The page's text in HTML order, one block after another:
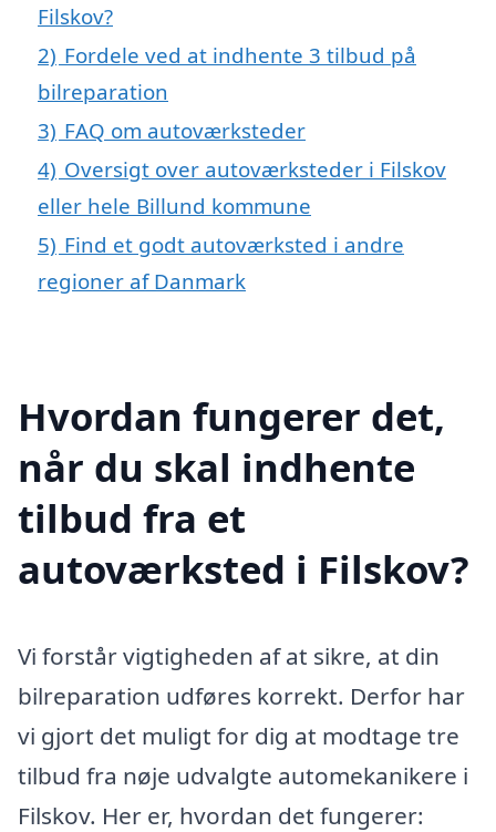
Filskov?
2) Fordele ved at indhente 3 tilbud på
bilreparation
3) FAQ om autoværksteder
4) Oversigt over autoværksteder i Filskov
eller hele Billund kommune
5) Find et godt autoværksted i andre
regioner af Danmark
Hvordan fungerer det,
når du skal indhente
tilbud fra et
autoværksted i Filskov?
Vi forstår vigtigheden af at sikre, at din
bilreparation udføres korrekt. Derfor har
vi gjort det muligt for dig at modtage tre
tilbud fra nøje udvalgte automekanikere i
Filskov. Her er, hvordan det fungerer: